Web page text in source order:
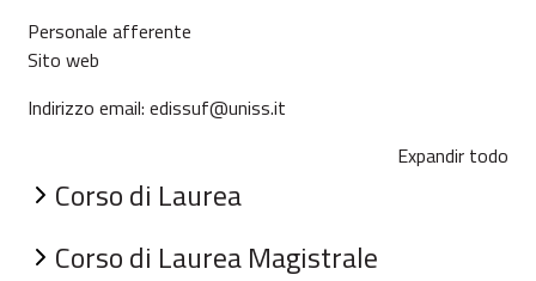
Personale afferente
Sito web​
Indirizzo email: edissuf@uniss.it
Expandir todo
Corso di Laurea
Corso di Laurea Magistrale